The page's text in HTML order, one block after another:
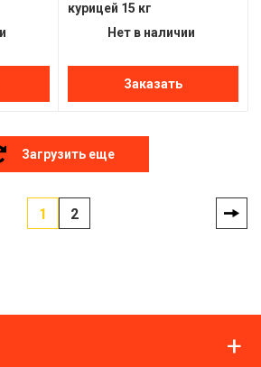
курицей 15 кг
Нет в наличии
Заказать
Загрузить еще
1 2